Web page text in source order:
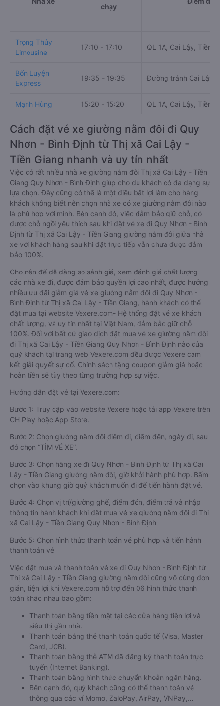
chạy
Trọng Thủy
Limousine
17:10 - 17:10 QL 1A, Cai Lậy, Tiền
Bốn Luyện
Express
19:35 - 19:35 Đường tránh Cai Lậy
Mạnh Hùng 15:20 - 15:20 QL 1A, Cai Lậy, Tiền
Cách đặt vé xe giường nằm đôi đi Quy
Nhơn - Bình Định từ Thị xã Cai Lậy -
Tiền Giang nhanh và uy tín nhất
Việc có rất nhiều nhà xe giường nằm đôi Thị xã Cai Lậy - Tiền
Giang Quy Nhơn - Bình Định giúp cho du khách có đa dạng sự
lựa chọn. Đây cũng có thể là một điều bất lợi làm cho hàng
khách không biết nên chọn nhà xe có xe giường nằm đôi nào
là phù hợp với mình. Bên cạnh đó, việc đảm bảo giữ chỗ, có
được chỗ ngồi yêu thích sau khi đặt vé xe đi Quy Nhơn - Bình
Định từ Thị xã Cai Lậy - Tiền Giang giường nằm đôi giữa nhà
xe với khách hàng sau khi đặt trực tiếp vẫn chưa được đảm
bảo 100%.
Cho nên để dễ dàng so sánh giá, xem đánh giá chất lượng
các nhà xe đi, được đảm bảo quyền lợi cao nhất, được hưởng
nhiều ưu đãi giảm giá vé xe giường nằm đôi đi Quy Nhơn -
Bình Định từ Thị xã Cai Lậy - Tiền Giang, hành khách có thể
đặt mua tại website Vexere.com- Hệ thống đặt vé xe khách
chất lượng, và uy tín nhất tại Việt Nam, đảm bảo giữ chỗ
100%. Đối với bất cứ giao dịch đặt mua vé xe giường nằm đôi
đi Thị xã Cai Lậy - Tiền Giang Quy Nhơn - Bình Định nào của
quý khách tại trang web Vexere.com đều được Vexere cam
kết giải quyết sự cố. Chính sách tặng coupon giảm giá hoặc
hoàn tiền sẽ tùy theo từng trường hợp sự việc.
Hướng dẫn đặt vé tại Vexere.com:
Bước 1: Truy cập vào website Vexere hoặc tải app Vexere trên
CH Play hoặc App Store.
Bước 2: Chọn giường nằm đôi điểm đi, điểm đến, ngày đi, sau
đó chọn “TÌM VÉ XE”.
Bước 3: Chọn hãng xe đi Quy Nhơn - Bình Định từ Thị xã Cai
Lậy - Tiền Giang giường nằm đôi, giờ khởi hành phù hợp. Bấm
chọn vào khung giờ quý khách muốn đi để tiến hành đặt vé.
Bước 4: Chọn vị trí/giường ghế, điểm đón, điểm trả và nhập
thông tin hành khách khi đặt mua vé xe giường nằm đôi đi Thị
xã Cai Lậy - Tiền Giang Quy Nhơn - Bình Định
Bước 5: Chọn hình thức thanh toán vé phù hợp và tiến hành
thanh toán vé.
Việc đặt mua và thanh toán vé xe đi Quy Nhơn - Bình Định từ
Thị xã Cai Lậy - Tiền Giang giường nằm đôi cũng vô cùng đơn
giản, tiện lợi khi Vexere.com hỗ trợ đến 06 hình thức thanh
toán khác nhau bao gồm:
Thanh toán bằng tiền mặt tại các cửa hàng tiện lợi và
siêu thị gần nhà.
Thanh toán bằng thẻ thanh toán quốc tế (Visa, Master
Card, JCB).
Thanh toán bằng thẻ ATM đã đăng ký thanh toán trực
tuyến (Internet Banking).
Thanh toán bằng hình thức chuyển khoản ngân hàng.
Bên cạnh đó, quý khách cũng có thể thanh toán vé
thông qua các ví Momo, ZaloPay, AirPay, VNPay,…